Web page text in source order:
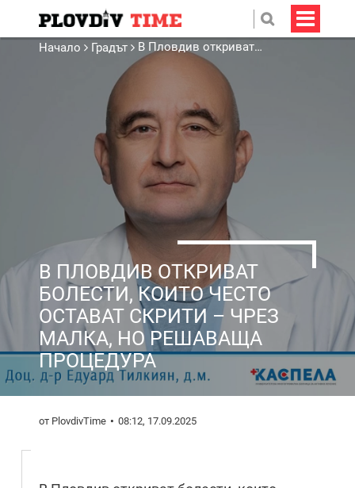
Начало Градът В Пловдив откриват болести, които често остават скрити – чрез малка, но решаваща процедура
В ПЛОВДИВ ОТКРИВАТ
БОЛЕСТИ, КОИТО ЧЕСТО
ОСТАВАТ СКРИТИ – ЧРЕЗ
МАЛКА, НО РЕШАВАЩА
ПРОЦЕДУРА
от PlovdivTime 08:12, 17.09.2025